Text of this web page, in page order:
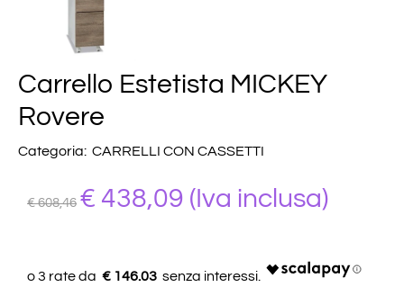
Carrello Estetista MICKEY
Rovere
Categoria: CARRELLI CON CASSETTI
€ 608,46 € 438,09 (Iva inclusa)
€ 146.03